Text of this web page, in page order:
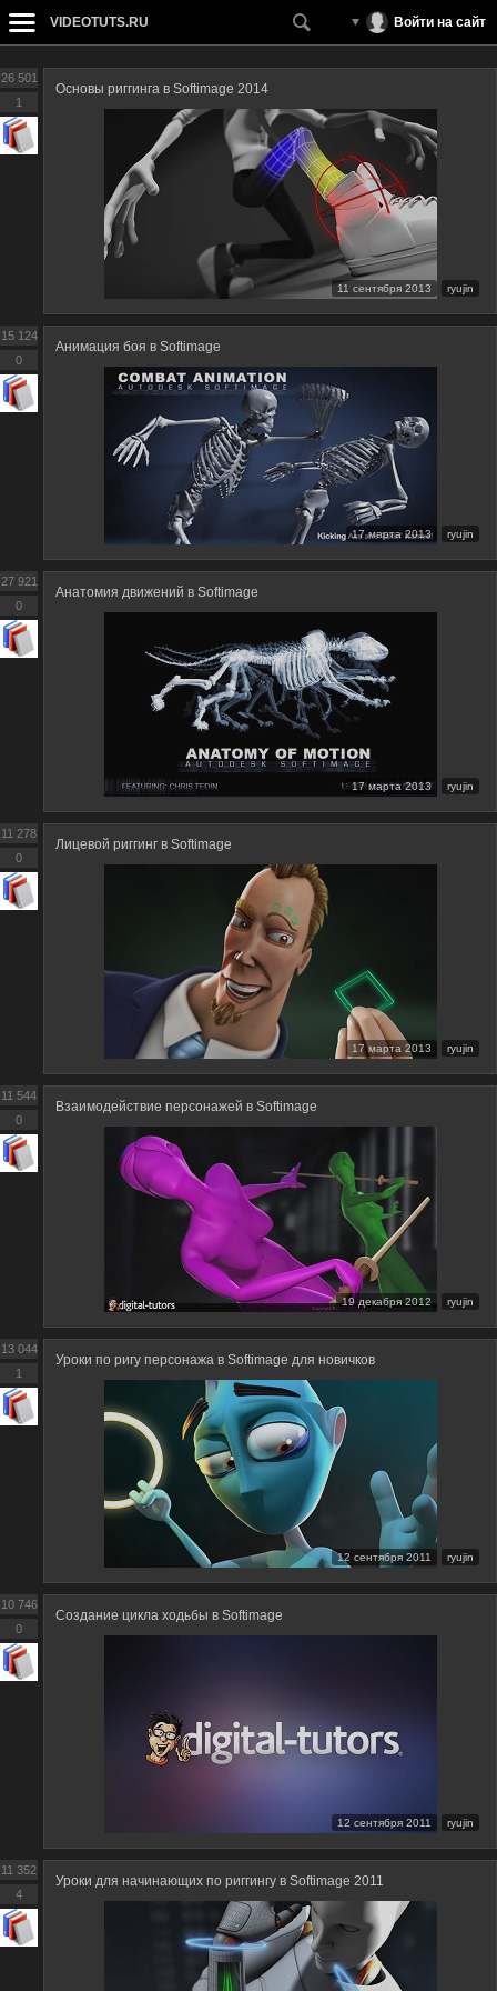
VIDEOTUTS.RU Войти на сайт
Основы риггинга в Softimage 2014
11 сентября 2013 ryujin
26 501
1
Анимация боя в Softimage
17 марта 2013 ryujin
15 124
0
Анатомия движений в Softimage
17 марта 2013 ryujin
27 921
0
Лицевой риггинг в Softimage
17 марта 2013 ryujin
11 278
0
Взаимодействие персонажей в Softimage
19 декабря 2012 ryujin
11 544
0
Уроки по ригу персонажа в Softimage для новичков
12 сентября 2011 ryujin
13 044
1
Создание цикла ходьбы в Softimage
12 сентября 2011 ryujin
10 746
0
Уроки для начинающих по риггингу в Softimage 2011
11 352
4